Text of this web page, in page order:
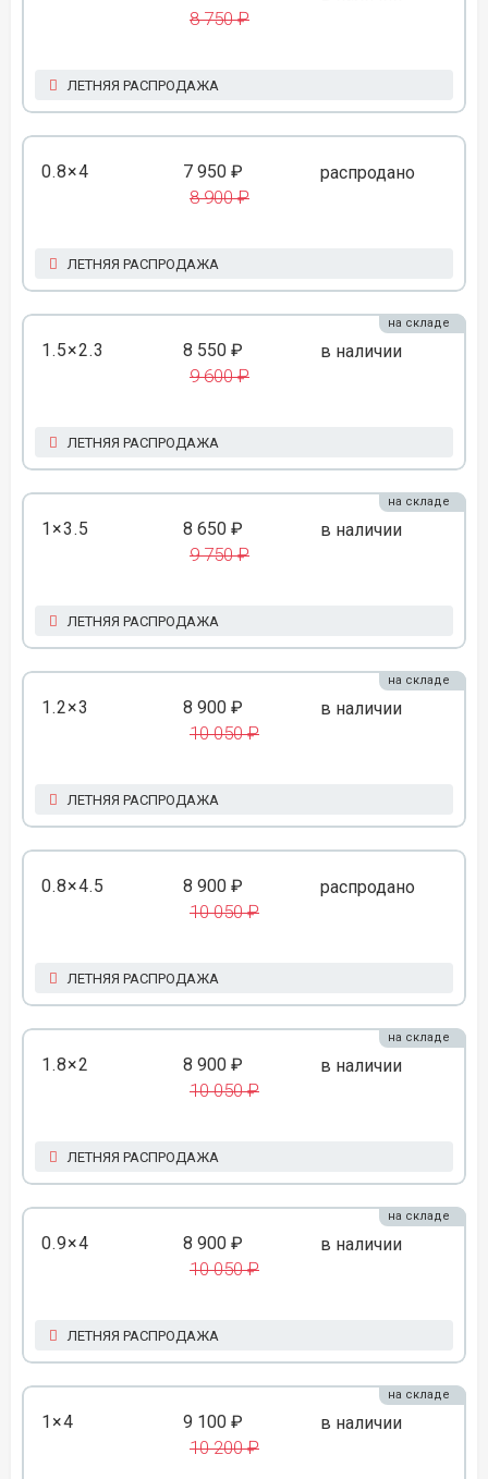
8 750 ₽
ЛЕТНЯЯ РАСПРОДАЖА
0.8×4 7 950 ₽
8 900 ₽
распродано
ЛЕТНЯЯ РАСПРОДАЖА
1.5×2.3 8 550 ₽
9 600 ₽
в наличии
на складе
ЛЕТНЯЯ РАСПРОДАЖА
1×3.5 8 650 ₽
9 750 ₽
в наличии
на складе
ЛЕТНЯЯ РАСПРОДАЖА
1.2×3 8 900 ₽
10 050 ₽
в наличии
на складе
ЛЕТНЯЯ РАСПРОДАЖА
0.8×4.5 8 900 ₽
10 050 ₽
распродано
ЛЕТНЯЯ РАСПРОДАЖА
1.8×2 8 900 ₽
10 050 ₽
в наличии
на складе
ЛЕТНЯЯ РАСПРОДАЖА
0.9×4 8 900 ₽
10 050 ₽
в наличии
на складе
ЛЕТНЯЯ РАСПРОДАЖА
1×4 9 100 ₽
10 200 ₽
в наличии
на складе